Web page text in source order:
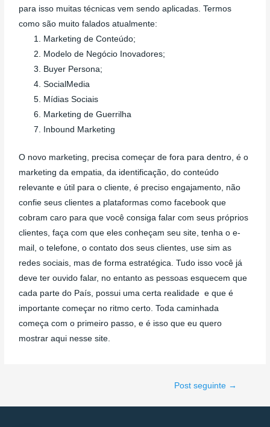
para isso muitas técnicas vem sendo aplicadas. Termos
como são muito falados atualmente:
Marketing de Conteúdo;
Modelo de Negócio Inovadores;
Buyer Persona;
SocialMedia
Mídias Sociais
Marketing de Guerrilha
Inbound Marketing
O novo marketing, precisa começar de fora para dentro, é o
marketing da empatia, da identificação, do conteúdo
relevante e útil para o cliente, é preciso engajamento, não
confie seus clientes a plataformas como facebook que
cobram caro para que você consiga falar com seus próprios
clientes, faça com que eles conheçam seu site, tenha o e-
mail, o telefone, o contato dos seus clientes, use sim as
redes sociais, mas de forma estratégica. Tudo isso você já
deve ter ouvido falar, no entanto as pessoas esquecem que
cada parte do País, possui uma certa realidade e que é
importante começar no ritmo certo. Toda caminhada
começa com o primeiro passo, e é isso que eu quero
mostrar aqui nesse site.
Post seguinte →